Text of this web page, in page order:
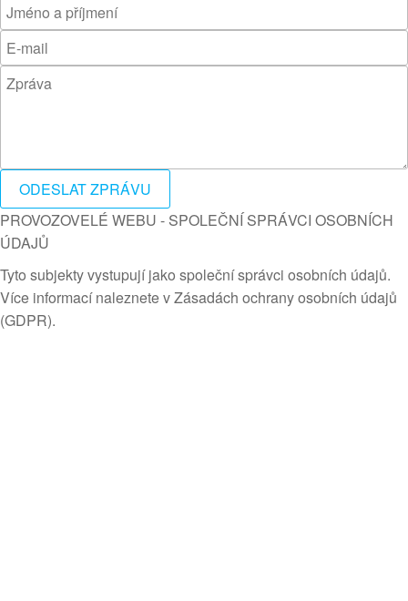
ODESLAT ZPRÁVU
PROVOZOVELÉ WEBU - SPOLEČNÍ SPRÁVCI OSOBNÍCH
ÚDAJŮ
Tyto subjekty vystupují jako společní správci osobních údajů.
Více informací naleznete v Zásadách ochrany osobních údajů
(GDPR).